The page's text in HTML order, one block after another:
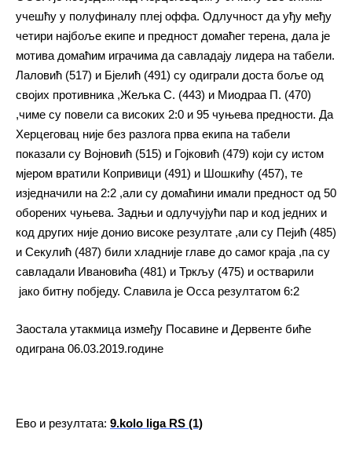
учешћу у полуфиналу плеј оффа. Одлучност да уђу међу
четири најбоље екипе и предност домаћег терена, дала је
мотива домаћим играчима да савладају лидера на табели.
Лаловић (517) и Бјелић (491) су одиграли доста боље од
својих противника ,Жељка С. (443) и Миодраа П. (470)
,чиме су повели са високих 2:0 и 95 чуњева предности. Да
Херцеговац није без разлога прва екипа на табели
показали су Војновић (515) и Гојковић (479) који су истом
мјером вратили Копривици (491) и Шошкићу (457), те
изједначили на 2:2 ,али су домаћини имали предност од 50
оборених чуњева. Задњи и одлучујући пар и код једних и
код других није донио високе резултате ,али су Пејић (485)
и Секулић (487) били хладније главе до самог краја ,па су
савладали Ивановића (481) и Тркљу (475) и остварили
јако битну побједу. Славила је Осса резултатом 6:2
Заостала утакмица између Посавине и Дервенте биће
одиграна 06.03.2019.године
Ево и резултата: 9.kolo liga RS (1)